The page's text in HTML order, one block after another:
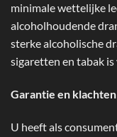
minimale wettelijke
alcoholhoudende
sterke alcoholische
sigaretten en tabak
Garantie en klachten
U heeft als